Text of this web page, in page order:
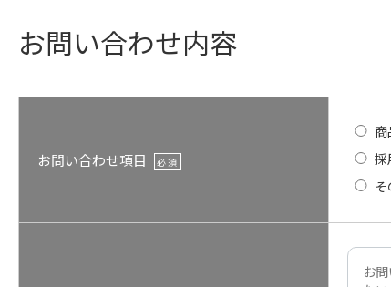
お問い合わせ内容
お問い合わせ項目 必須
商
採